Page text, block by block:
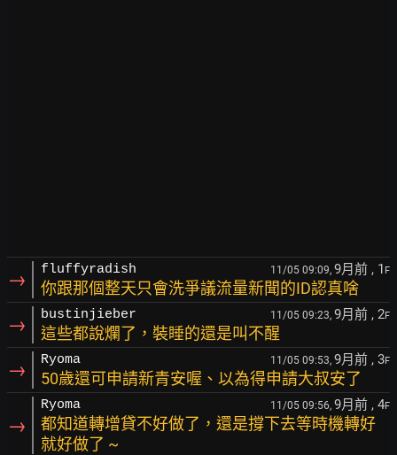
→ fluffyradish 11/05 09:09, 9月前 , 1 F
你跟那個整天只會洗爭議流量新聞的ID認真啥
→ bustinjieber 11/05 09:23, 9月前 , 2F
這些都說爛了，裝睡的還是叫不醒
→ Ryoma 11/05 09:53, 9月前 , 3F
50歲還可申請新青安喔、以為得申請大叔安了
→
Ryoma 11/05 09:56, 9月前 , 4F
都知道轉增貸不好做了，還是撐下去等時機轉好
就好做了 ~